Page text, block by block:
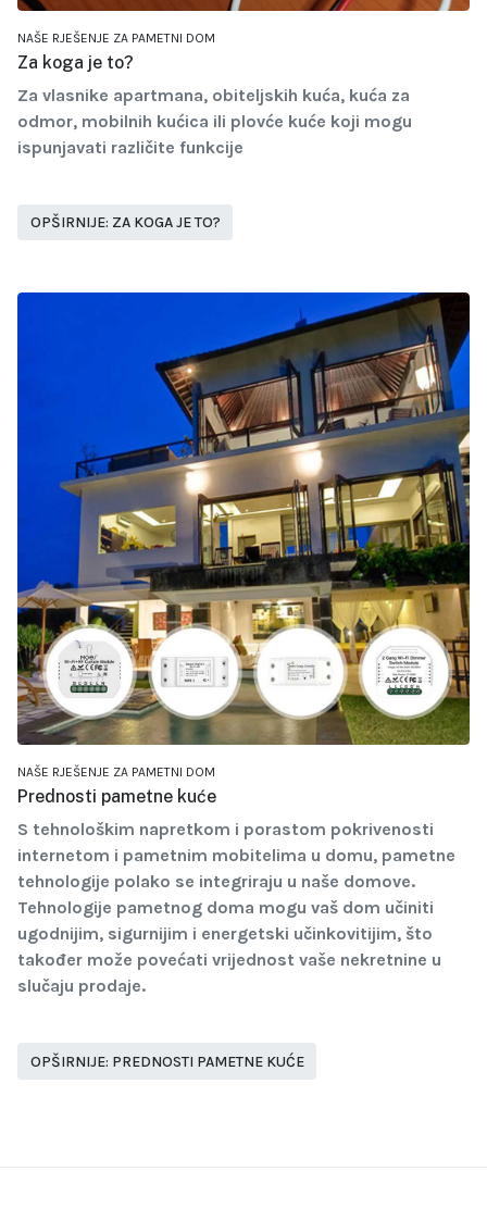
NAŠE RJEŠENJE ZA PAMETNI DOM
Za koga je to?
Za vlasnike apartmana, obiteljskih kuća, kuća za
odmor, mobilnih kućica ili plovće kuće koji mogu
ispunjavati različite funkcije
OPŠIRNIJE: ZA KOGA JE TO?
NAŠE RJEŠENJE ZA PAMETNI DOM
Prednosti pametne kuće
S tehnološkim napretkom i porastom pokrivenosti
internetom i pametnim mobitelima u domu, pametne
tehnologije polako se integriraju u naše domove.
Tehnologije pametnog doma mogu vaš dom učiniti
ugodnijim, sigurnijim i energetski učinkovitijim, što
također može povećati vrijednost vaše nekretnine u
slučaju prodaje.
OPŠIRNIJE: PREDNOSTI PAMETNE KUĆE